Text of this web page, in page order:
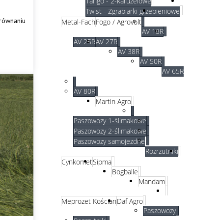
Twist - Zgrabiarki grzebieniowe
Metal-FachFogo / Agrovolt
AV 18R
AV 25RAV 27R
AV 38R
AV 50R
AV 65R
AV 80R
Martin Agro
Paszowozy 1-ślimakowe
Paszowozy 2-ślimakowe
Paszowozy samojezdne
Rozrzutniki
CynkometSipma
Bogballe
Mandam
Meprozet KościanDaf Agro
Paszowozy